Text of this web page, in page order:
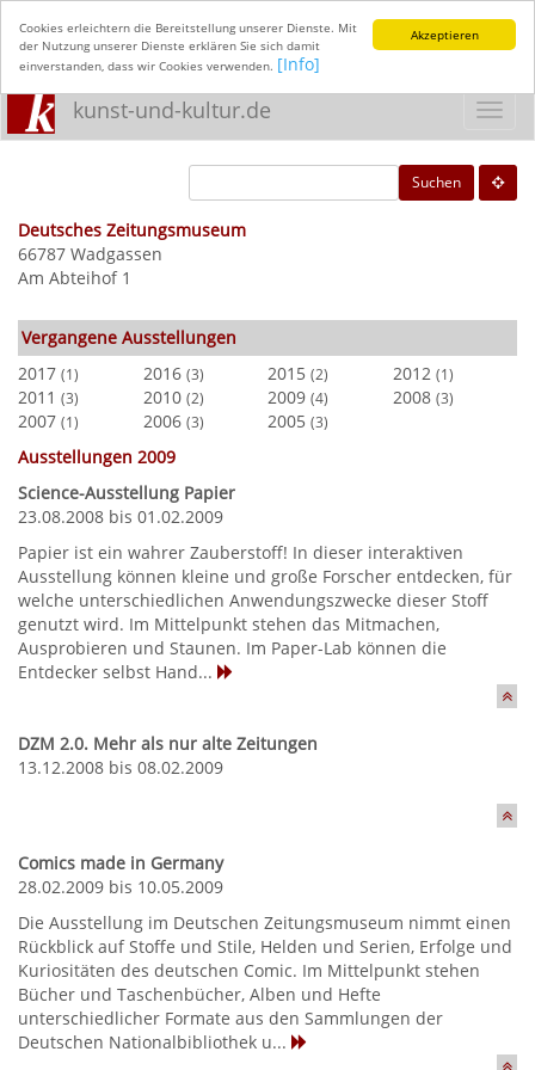
Akzeptieren
Cookies erleichtern die Bereitstellung unserer Dienste. Mit
der Nutzung unserer Dienste erklären Sie sich damit
einverstanden, dass wir Cookies verwenden. [Info]
kunst-und-kultur.de
Suchen
Deutsches Zeitungsmuseum
66787 Wadgassen
Am Abteihof 1
Vergangene Ausstellungen
2017 (1) 2016 (3) 2015 (2) 2012 (1)
2011 (3) 2010 (2) 2009 (4) 2008 (3)
2007 (1) 2006 (3) 2005 (3)
Ausstellungen 2009
Science-Ausstellung Papier
23.08.2008 bis 01.02.2009
Papier ist ein wahrer Zauberstoff! In dieser interaktiven
Ausstellung können kleine und große Forscher entdecken, für
welche unterschiedlichen Anwendungszwecke dieser Stoff
genutzt wird. Im Mittelpunkt stehen das Mitmachen,
Ausprobieren und Staunen. Im Paper-Lab können die
Entdecker selbst Hand...
DZM 2.0. Mehr als nur alte Zeitungen
13.12.2008 bis 08.02.2009
Comics made in Germany
28.02.2009 bis 10.05.2009
Die Ausstellung im Deutschen Zeitungsmuseum nimmt einen
Rückblick auf Stoffe und Stile, Helden und Serien, Erfolge und
Kuriositäten des deutschen Comic. Im Mittelpunkt stehen
Bücher und Taschenbücher, Alben und Hefte
unterschiedlicher Formate aus den Sammlungen der
Deutschen Nationalbibliothek u...